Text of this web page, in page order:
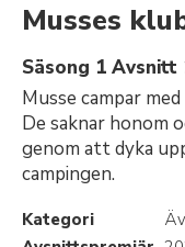
Musses
Säsong 1 Avsnitt
Musse campar
De saknar honom
genom att dyka
campingen.
Kategori